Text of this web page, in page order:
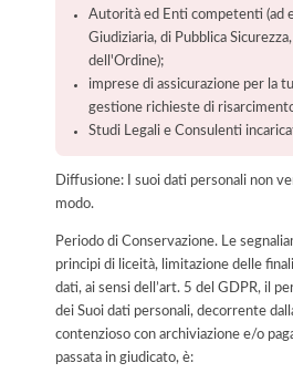
Autorità ed Enti competenti (ad
Giudiziaria, di Pubblica
dell'Ordine);
imprese di assicurazione per la
gestione richieste di
Studi Legali e Consulenti
Diffusione: I suoi dati personali non
modo.
Periodo di Conservazione. Le
principi di liceità, limitazione delle
dati, ai sensi dell’art. 5 del GDPR, il
dei Suoi dati personali, decorrente
contenzioso con archiviazione e/o
passata in giudicato, è: